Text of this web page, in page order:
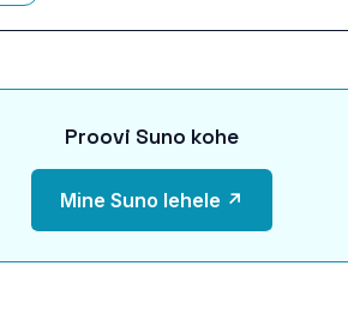
Proovi Suno kohe
Mine Suno lehele ↗